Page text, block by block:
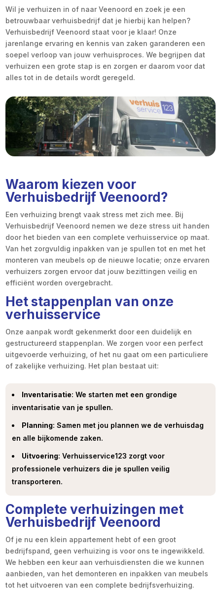
Wil je verhuizen in of naar Veenoord en zoek je een
betrouwbaar verhuisbedrijf dat je hierbij kan helpen?
Verhuisbedrijf Veenoord staat voor je klaar! Onze
jarenlange ervaring en kennis van zaken garanderen een
soepel verloop van jouw verhuisproces. We begrijpen dat
verhuizen een grote stap is en zorgen er daarom voor dat
alles tot in de details wordt geregeld.
Waarom kiezen voor
Verhuisbedrijf Veenoord?
Een verhuizing brengt vaak stress met zich mee. Bij
Verhuisbedrijf Veenoord nemen we deze stress uit handen
door het bieden van een complete verhuisservice op maat.
Van het zorgvuldig inpakken van je spullen tot en met het
monteren van meubels op de nieuwe locatie; onze ervaren
verhuizers zorgen ervoor dat jouw bezittingen veilig en
efficiënt worden overgebracht.
Het stappenplan van onze
verhuisservice
Onze aanpak wordt gekenmerkt door een duidelijk en
gestructureerd stappenplan. We zorgen voor een perfect
uitgevoerde verhuizing, of het nu gaat om een particuliere
of zakelijke verhuizing. Het plan bestaat uit:
Inventarisatie: We starten met een grondige
inventarisatie van je spullen.
Planning: Samen met jou plannen we de verhuisdag
en alle bijkomende zaken.
Uitvoering: Verhuisservice123 zorgt voor
professionele verhuizers die je spullen veilig
transporteren.
Complete verhuizingen met
Verhuisbedrijf Veenoord
Of je nu een klein appartement hebt of een groot
bedrijfspand, geen verhuizing is voor ons te ingewikkeld.
We hebben een keur aan verhuisdiensten die we kunnen
aanbieden, van het demonteren en inpakken van meubels
tot het uitvoeren van een complete bedrijfsverhuizing.